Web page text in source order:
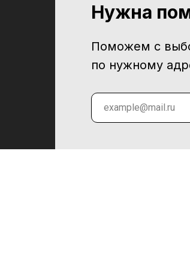
Нужна
Поможем с
по нужному